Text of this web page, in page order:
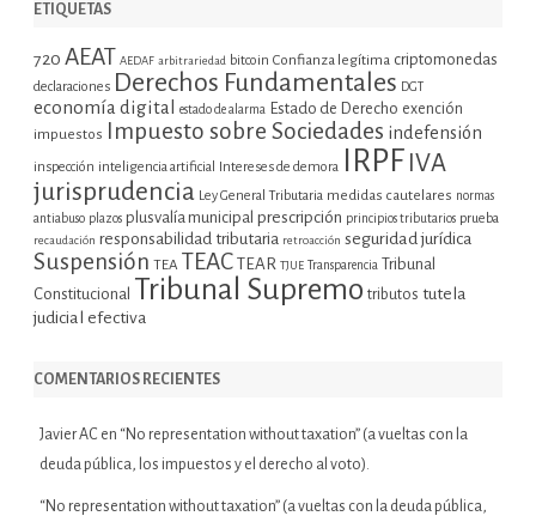
ETIQUETAS
720 AEAT AEDAF arbitrariedad bitcoin Confianza legítima criptomonedas
declaraciones Derechos Fundamentales DGT
economía digital estado de alarma Estado de Derecho exención
impuestos Impuesto sobre Sociedades indefensión
inspección inteligencia artificial Intereses de demora IRPF IVA
jurisprudencia Ley General Tributaria medidas cautelares normas
antiabuso plazos plusvalía municipal prescripción principios tributarios prueba
recaudación responsabilidad tributaria retroacción seguridad jurídica
Suspensión TEA TEAC TEAR TJUE Transparencia Tribunal
Constitucional Tribunal Supremo tributos tutela
judicial efectiva
COMENTARIOS RECIENTES
Javier AC en “No representation without taxation” (a vueltas con la
deuda pública, los impuestos y el derecho al voto).
“No representation without taxation” (a vueltas con la deuda pública,